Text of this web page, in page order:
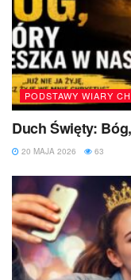
PODSTAWY WIARY
Duch Święty:
20 MAJA 2026 63